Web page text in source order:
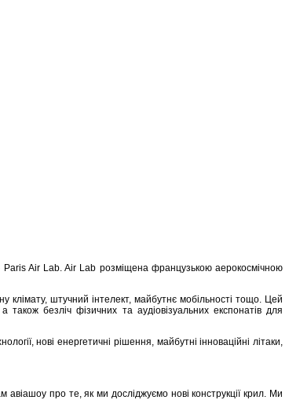
Paris Air Lab. Air Lab розміщена французькою аерокосмічною
клімату, штучний інтелект, майбутнє мобільності тощо. Цей
безліч фізичних та аудіовізуальних експонатів для
нові енергетичні рішення, майбутні інноваційні літаки,
про те, як ми досліджуємо нові конструкції крил. Ми